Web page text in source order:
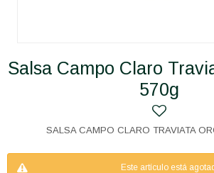
Salsa Campo Claro Traviata Orgánica
570g
SALSA CAMPO CLARO TRAVIATA
Este artículo está